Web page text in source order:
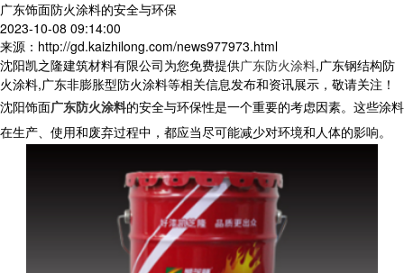
广东饰面防火涂料的安全与环保
2023-10-08 09:14:00
来源：http://gd.kaizhilong.com/news977973.html
沈阳凯之隆建筑材料有限公司为您免费提供广东防火涂料,广东钢结构防
火涂料,广东非膨胀型防火涂料等相关信息发布和资讯展示，敬请关注！
沈阳饰面广东防火涂料的安全与环保性是一个重要的考虑因素。这些涂料
在生产、使用和废弃过程中，都应当尽可能减少对环境和人体的影响。